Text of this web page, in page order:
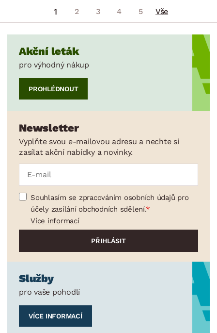
1 2 3 4 5 Vše
Akční leták
pro výhodný nákup
PROHLÉDNOUT
Newsletter
Vyplňte svou e-mailovou adresu a nechte si
zasílat akční nabídky a novinky.
Souhlasím se zpracováním osobních údajů pro
účely zasílání obchodních sdělení.
Více informací
Služby
pro vaše pohodlí
VÍCE INFORMACÍ